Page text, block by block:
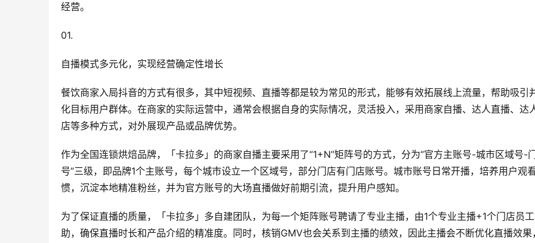
经营。
01.
自播模式多元化，实现经营确定性增长
餐饮商家入局抖音的方式有很多，其中短视频、直播等都是较为常见的形式，能够有效拓展线上流量，帮助吸引
化目标用户群体。在商家的实际运营中，通常会根据自身的实际情况，灵活投入，采用商家自播、达人直播、达
店等多种方式，对外展现产品或品牌优势。
作为全国连锁烘焙品牌，「卡拉多」的商家自播主要采用了“1+N”矩阵号的方式，分为“官方主账号-城市区域号-
号”三级，即品牌1个主账号，每个城市设立一个区域号，部分门店有门店账号。城市账号日常开播，培养用户观
惯，沉淀本地精准粉丝，并为官方账号的大场直播做好前期引流，提升用户感知。
为了保证直播的质量，「卡拉多」多自建团队，为每一个矩阵账号聘请了专业主播，由1个专业主播+1个门店员
助，确保直播时长和产品介绍的精准度。同时，核销GMV也会关系到主播的绩效，因此主播会不断优化直播效果，